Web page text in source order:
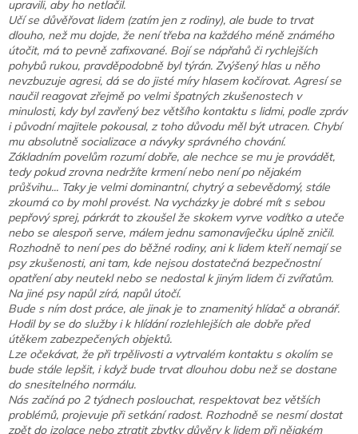
upravili, aby ho netlačil.
Učí se důvěřovat lidem (zatím jen z rodiny), ale bude to trvat
dlouho, než mu dojde, že není třeba na každého méně známého
útočit, má to pevně zafixované. Bojí se nápřahů či rychlejších
pohybů rukou, pravděpodobně byl týrán. Zvýšený hlas u něho
nevzbuzuje agresi, dá se do jisté míry hlasem kočírovat. Agresí se
naučil reagovat zřejmě po velmi špatných zkušenostech v
minulosti, kdy byl zavřený bez většího kontaktu s lidmi, podle zpráv
i původní majitele pokousal, z toho důvodu měl být utracen. Chybí
mu absolutně socializace a návyky správného chování.
Základním povelům rozumí dobře, ale nechce se mu je provádět,
tedy pokud zrovna nedržíte krmení nebo není po nějakém
průšvihu... Taky je velmi dominantní, chytrý a sebevědomý, stále
zkoumá co by mohl provést. Na vycházky je dobré mít s sebou
pepřový sprej, párkrát to zkoušel že skokem vyrve vodítko a uteče
nebo se alespoň serve, málem jednu samonavíječku úplně zničil.
Rozhodně to není pes do běžné rodiny, ani k lidem kteří nemají se
psy zkušenosti, ani tam, kde nejsou dostatečná bezpečnostní
opatření aby neutekl nebo se nedostal k jiným lidem či zvířatům.
Na jiné psy napůl zírá, napůl útočí.
Bude s ním dost práce, ale jinak je to znamenitý hlídač a obranář.
Hodil by se do služby i k hlídání rozlehlejších ale dobře před
útěkem zabezpečených objektů.
Lze očekávat, že při trpělivosti a vytrvalém kontaktu s okolím se
bude stále lepšit, i když bude trvat dlouhou dobu než se dostane
do snesitelného normálu.
Nás začíná po 2 týdnech poslouchat, respektovat bez větších
problémů, projevuje při setkání radost. Rozhodně se nesmí dostat
zpět do izolace nebo ztratit zbytky důvěry k lidem při nějakém